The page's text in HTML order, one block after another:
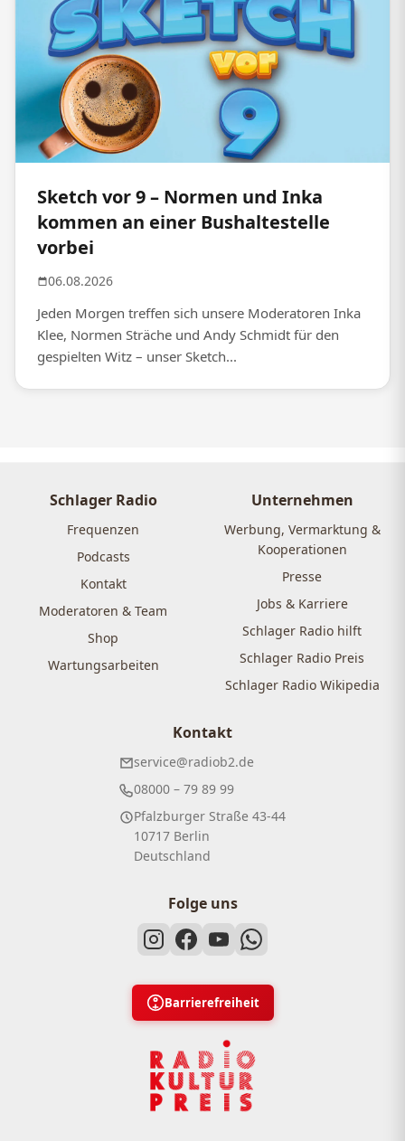
Sketch vor 9 – Normen und Inka
kommen an einer Bushaltestelle
vorbei
06.08.2026
Jeden Morgen treffen sich unsere Moderatoren Inka
Klee, Normen Sträche und Andy Schmidt für den
gespielten Witz – unser Sketch...
Schlager Radio
Frequenzen
Podcasts
Kontakt
Moderatoren & Team
Shop
Wartungsarbeiten
Unternehmen
Werbung, Vermarktung &
Kooperationen
Presse
Jobs & Karriere
Schlager Radio hilft
Schlager Radio Preis
Schlager Radio Wikipedia
Kontakt
service@radiob2.de
08000 – 79 89 99
Pfalzburger Straße 43-44
10717 Berlin
Deutschland
Folge uns
Barrierefreiheit